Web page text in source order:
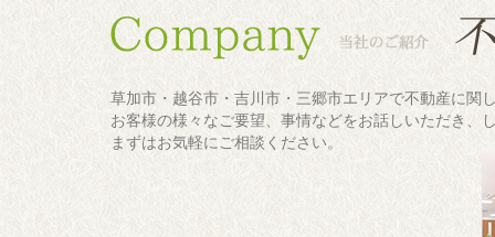
草加市・越谷市・吉川市・三郷市エリアで不動産に関
お客様の様々なご要望、事情などをお話しいただき、
まずはお気軽にご相談ください。